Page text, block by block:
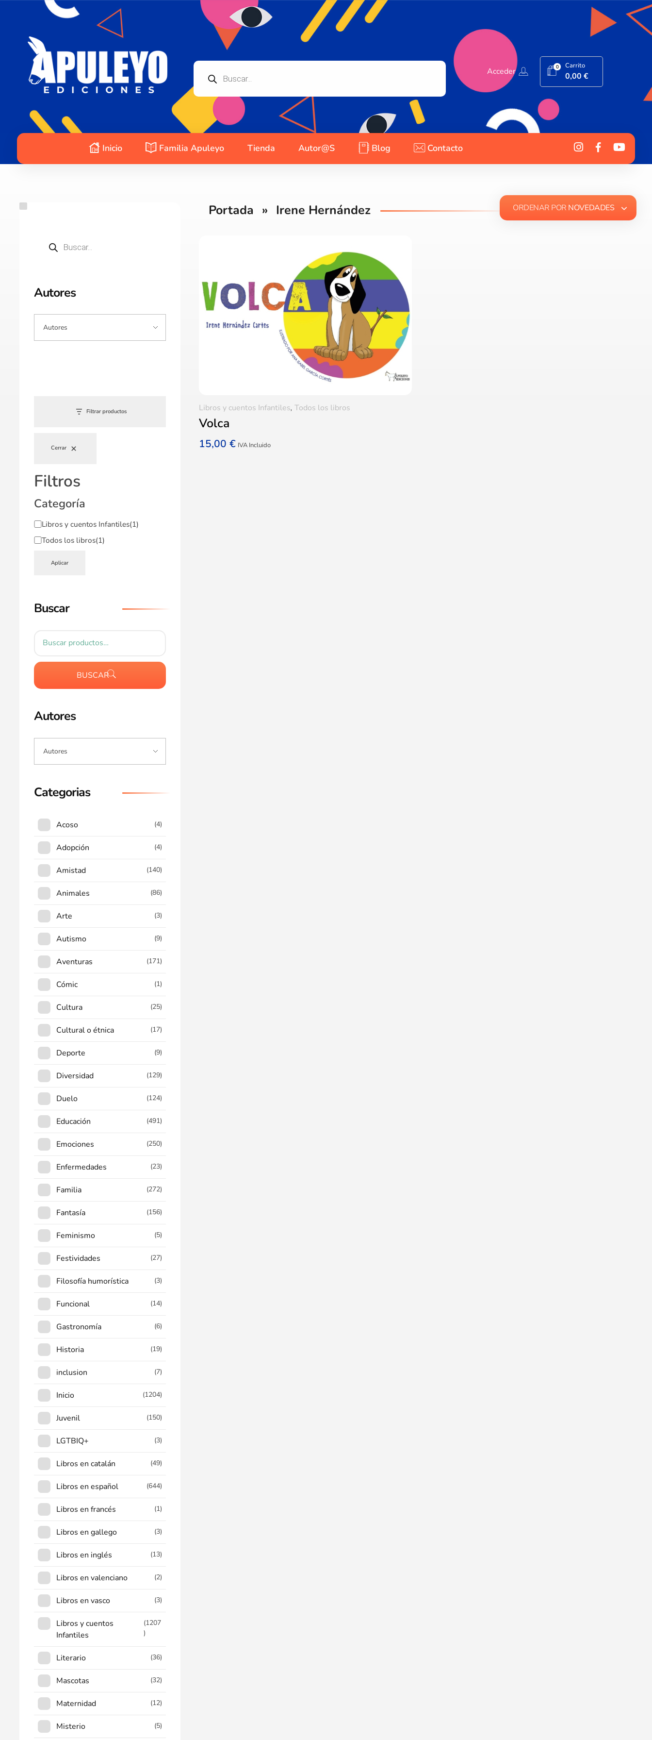
Acceder 0 Carrito
0,00€
Inicio Familia Apuleyo Tienda Autor@s Blog Contacto
Portada » Irene Hernández ORDENAR POR NOVEDADES
Volca
15,00€ IVA Incluido
Libros y cuentos Infantiles,Todos los libros
Autores
Filtrar productos
Cerrar
Filtros
Categoría
Libros y cuentos Infantiles(1)
Todos los libros(1)
Aplicar
Buscar
BUSCAR
Autores
Categorias
Acoso (4)
Adopción (4)
Amistad (140)
Animales (86)
Arte (3)
Autismo (9)
Aventuras (171)
Cómic (1)
Cultura (25)
Cultural o étnica (17)
Deporte (9)
Diversidad (129)
Duelo (124)
Educación (491)
Emociones (250)
Enfermedades (23)
Familia (272)
Fantasía (156)
Feminismo (5)
Festividades (27)
Filosofía humorística (3)
Funcional (14)
Gastronomía (6)
Historia (19)
inclusion (7)
Inicio (1204)
Juvenil (150)
LGTBIQ+ (3)
Libros en catalán (49)
Libros en español (644)
Libros en francés (1)
Libros en gallego (3)
Libros en inglés (13)
Libros en valenciano (2)
Libros en vasco (3)
Libros y cuentos
Infantiles
(1207
)
Literario (36)
Mascotas (32)
Maternidad (12)
Misterio (5)